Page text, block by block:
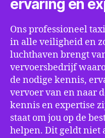
ervaring en
Ons professioneel
in alle veiligheid en
luchthaven brengt
vervoersbedrijf
de nodige kennis,
vervoer van en naar
kennis en expertise
staat om jou op de
helpen. Dit geldt niet